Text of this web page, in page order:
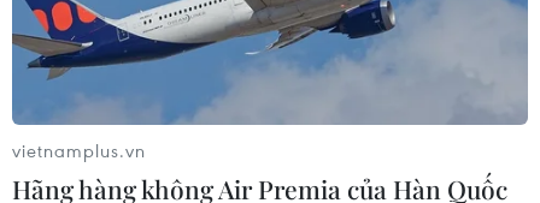
được đầu tư sẽ tạo phát triển kinh tế liên vùng giữa các
địa phương.
vietnamplus.vn
Hãng hàng không Air Premia của Hàn Quốc